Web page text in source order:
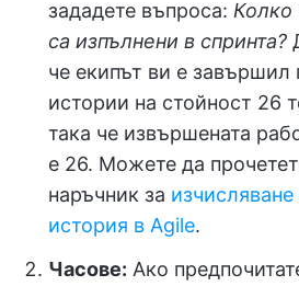
зададете въпроса: Колко
са изпълнени в спринта?
че екипът ви е завършил
истории на стойност 26
така че извършената
е 26. Можете да
наръчник за изчисляване
история в Agile.
Часове: Ако